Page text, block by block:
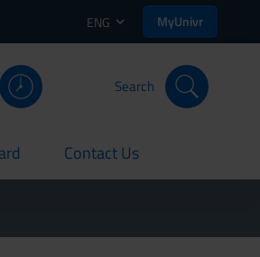
ENG MyUnivr
Search
Contact Us
current